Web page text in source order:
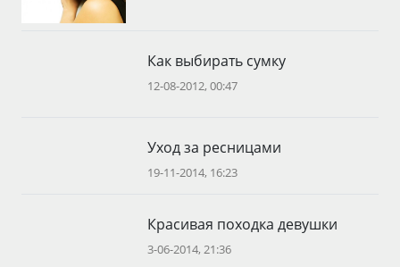
Как выбирать сумку
12-08-2012, 00:47
Уход за ресницами
19-11-2014, 16:23
Красивая походка девушки
3-06-2014, 21:36